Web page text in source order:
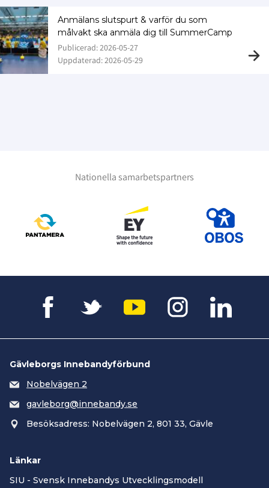
Anmälans slutspurt & varför du som
målvakt ska anmäla dig till SummerCamp
Publicerad: 2026-05-27
Uppdaterad: 2026-05-29
Nationella samarbetspartners
Gävleborgs Innebandyförbund
Nobelvägen 2
gavleborg@innebandy.se
Besöksadress: Nobelvägen 2, 801 33, Gävle
Länkar
SIU - Svensk Innebandys Utvecklingsmodell